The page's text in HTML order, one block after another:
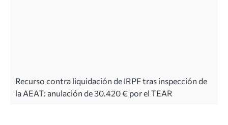
Recurso contra liquidación de IRPF tras inspección de
la AEAT: anulación de 30.420 € por el TEAR